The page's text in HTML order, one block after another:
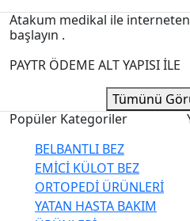
Atakum medikal ile
başlayın .
PAYTR ÖDEME ALT YAPISI İLE
Tümünü
Popüler Kategoriler
BELBANTLI BEZ
EMİCİ KÜLOT BEZ
ORTOPEDİ ÜRÜNLERİ
YATAN HASTA BAKIM